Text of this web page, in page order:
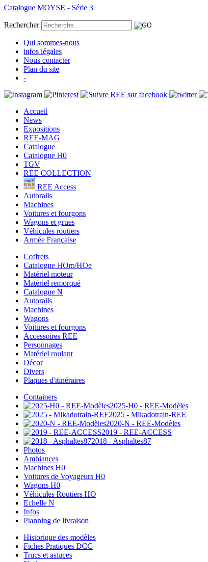
Catalogue MOYSE - Série 3
Rechercher
Qui sommes-nous
infos légales
Nous contacter
Plan du site
-
Accueil
News
Expositions
REE-MAG
Catalogue
Catalogue H0
TGV
REE COLLECTION
REE Access
Autorails
Machines
Voitures et fourgons
Wagons et grues
Véhicules routiers
Armée Française
Coffrets
Catalogue HOm/HOe
Matériel moteur
Matériel remorqué
Catalogue N
Autorails
Machines
Wagons
Voitures et fourgons
Accessoires REE
Personnages
Matériel roulant
Décor
Divers
Plaques d'itinéraires
Containers
2025-H0 - REE-Modèles
2025 - Mikadotrain-REE
2020-N - REE-Modèles
2019 - REE-ACCESS
2018 - Asphaltes87
Photos
Ambiances
Machines H0
Voitures de Voyageurs H0
Wagons H0
Véhicules Routiers HO
Echelle N
Infos
Planning de livraison
Historique des modèles
Fiches Pratiques DCC
Trucs et astuces